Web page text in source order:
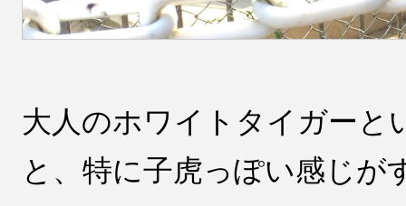
大人のホワイトタイガーと
と、特に子虎っぽい感じが